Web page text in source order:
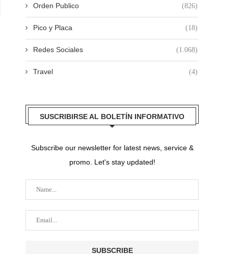
Orden Publico (826)
Pico y Placa (18)
Redes Sociales (1.068)
Travel (4)
SUSCRIBIRSE AL BOLETÍN INFORMATIVO
Subscribe our newsletter for latest news, service &
promo. Let's stay updated!